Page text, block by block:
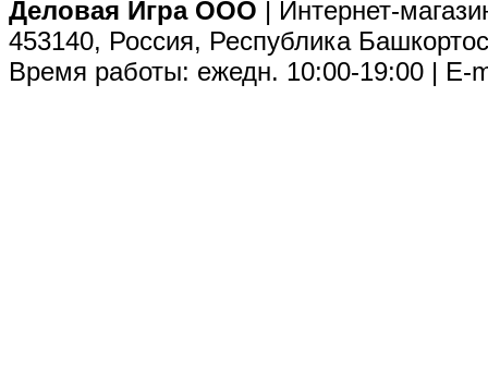
Деловая Игра ООО | Интернет-
453140, Россия, Республика
Время работы: ежедн. 10:00-19:00 | E-